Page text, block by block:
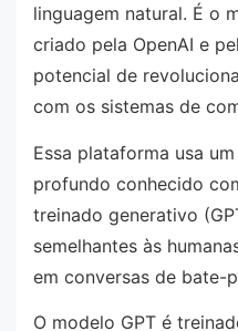
linguagem natural. É o
criado pela OpenAI e
potencial de
com os sistemas de
Essa plataforma usa
profundo conhecido
treinado generativo
semelhantes às
em conversas de bate-
O modelo GPT é